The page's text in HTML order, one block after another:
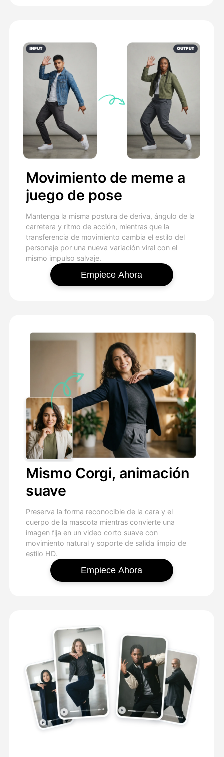
Movimiento de meme a
juego de pose
Mantenga la misma postura de deriva, ángulo de la
carretera y ritmo de acción, mientras que la
transferencia de movimiento cambia el estilo del
personaje por una nueva variación viral con el
mismo impulso salvaje.
Empiece Ahora
Mismo Corgi, animación
suave
Preserva la forma reconocible de la cara y el
cuerpo de la mascota mientras convierte una
imagen fija en un video corto suave con
movimiento natural y soporte de salida limpio de
estilo HD.
Empiece Ahora